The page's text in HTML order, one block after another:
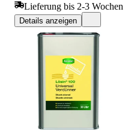
Lieferung bis 2-3 Wochen
Details anzeigen